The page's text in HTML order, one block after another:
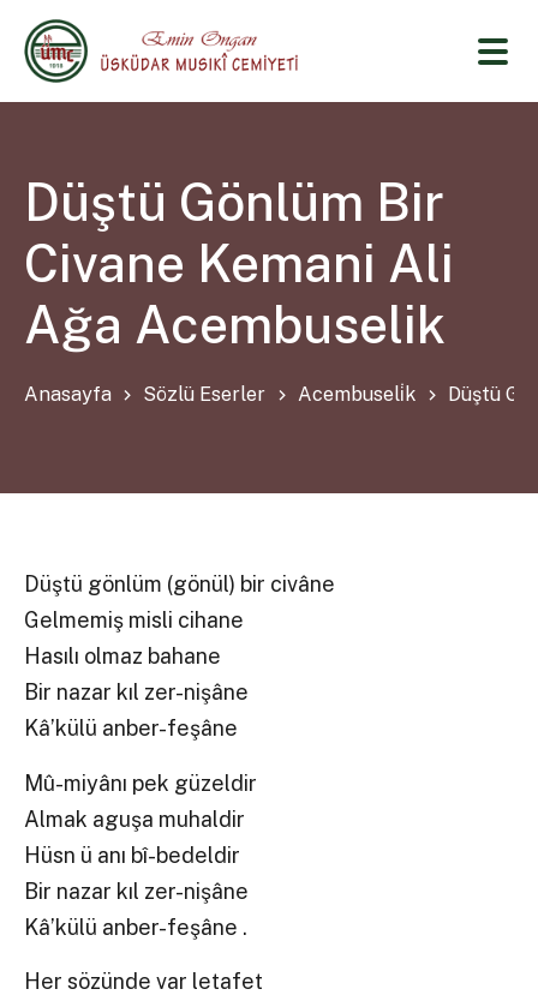
Düştü Gönlüm Bir
Civane Kemani Ali
Ağa Acembuselik
Anasayfa Sözlü Eserler Acembuseli̇k Düştü
Düştü gönlüm (gönül) bir civâne
Gelmemiş misli cihane
Hasılı olmaz bahane
Bir nazar kıl zer-nişâne
Kâ’külü anber-feşâne
Mû-miyânı pek güzeldir
Almak aguşa muhaldir
Hüsn ü anı bî-bedeldir
Bir nazar kıl zer-nişâne
Kâ’külü anber-feşâne .
Her sözünde var letafet